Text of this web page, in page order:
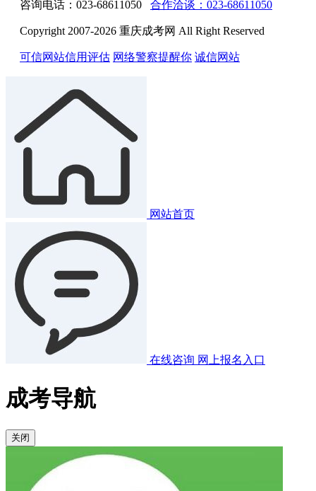
咨询电话：023-68611050 合作洽谈：023-68611050
Copyright 2007-2026 重庆成考网 All Right Reserved
可信网站信用评估 网络警察提醒你 诚信网站
网站首页
在线咨询 网上报名入口
成考导航
关闭